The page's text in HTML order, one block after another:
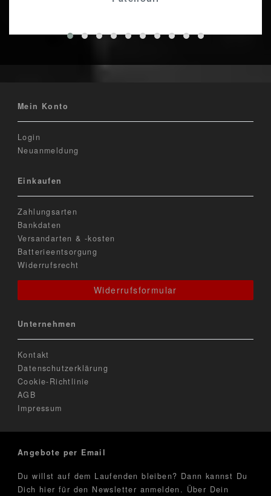
Mein Konto
Login
Neuanmeldung
Einkaufen
Zahlungsarten
Bankdaten
Versandarten & -kosten
Batterieentsorgung
Widerrufsrecht
Widerrufsformular
Unternehmen
Kontakt
Datenschutzerklärung
Cookie-Richtlinie
AGB
Impressum
Angebote per Email
Du willst auf dem Laufenden bleiben? Dann kannst Du
Dich hier für den Newsletter anmelden. Über Dein